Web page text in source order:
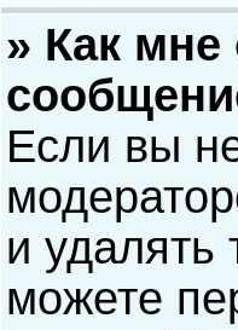
» Как мне
Если вы
и
можете